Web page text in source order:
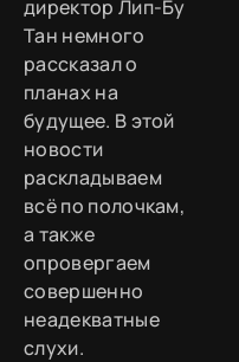
директор Лип-Бу
Тан немного
рассказал о
планах на
будущее. В этой
новости
раскладываем
всё по полочкам,
а также
опровергаем
совершенно
неадекватные
слухи.